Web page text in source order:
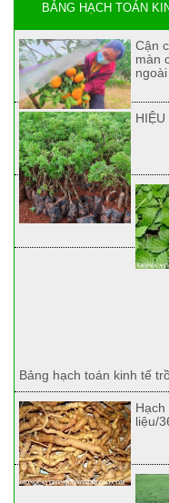
BẢNG HẠCH TOÁN
Cận
màn
Bảng hạch toán kinh tế
liệu/